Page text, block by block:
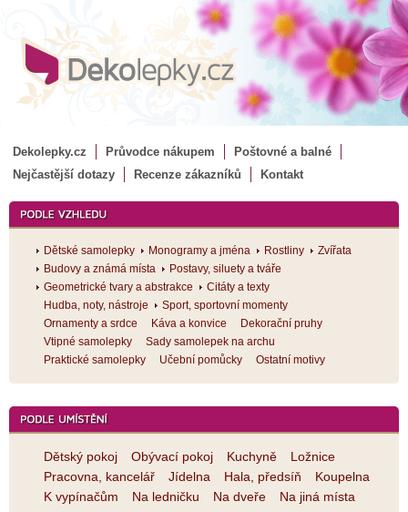
Dekolepky.cz Průvodce nákupem
Poštovné a balné
Nejčastější dotazy
Recenze zákazníků Kontakt
Dětské samolepky Monogramy a jména Rostliny
Zvířata
Budovy a známá místa
Postavy, siluety a tváře
Geometrické tvary a abstrakce
Citáty a texty
Hudba, noty, nástroje
Sport, sportovní momenty
Ornamenty a srdce
Káva a konvice
Dekorační pruhy
Vtipné samolepky
Sady samolepek na archu
Praktické samolepky
Učební pomůcky Ostatní motivy
Dětský pokoj Obývací pokoj Kuchyně
Ložnice
Pracovna, kancelář
Jídelna Hala, předsíň
Koupelna
K vypínačům
Na ledničku Na dveře Na jiná místa